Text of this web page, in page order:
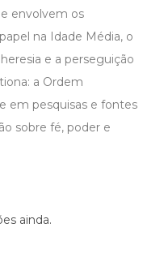
envolvem os
na Idade Média, o
e a perseguição
a Ordem
em pesquisas e fontes
sobre fé, poder e
ainda.